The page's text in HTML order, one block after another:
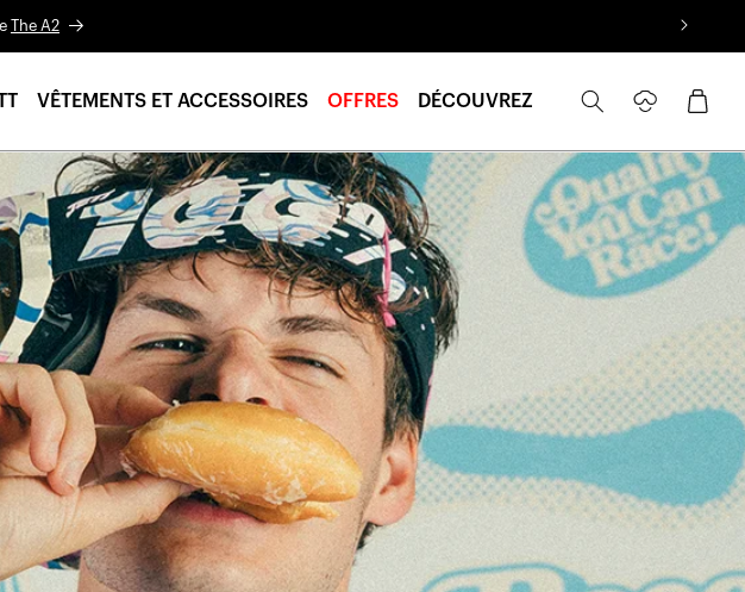
The A2
VÊTEMENTS ET ACCESSOIRES OFFRES DÉCOUVREZ
connecter
Panier